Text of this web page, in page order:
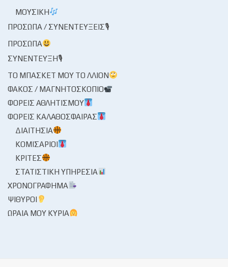
ΜΟΥΣΙΚΉ
ΠΡΌΣΩΠΑ / ΣΥΝΕΝΤΕΎΞΕΙΣ🎙
ΠΡΌΣΩΠΑ
ΣΥΝΈΝΤΕΥΞΗ🎙
ΤΟ ΜΠΆΣΚΕΤ ΜΟΥ ΤΟ ΛΛΊΟΝ
ΦΑΚΌΣ / ΜΑΓΝΗΤΟΣΚΌΠΙΟ
ΦΟΡΕΊΣ ΑΘΛΗΤΙΣΜΟΎ
ΦΟΡΕΊΣ ΚΑΛΑΘΌΣΦΑΙΡΑΣ
ΔΙΑΙΤΗΣΊΑ
ΚΟΜΙΣΆΡΙΟΙ
ΚΡΙΤΈΣ
ΣΤΑΤΙΣΤΙΚΉ ΥΠΗΡΕΣΊΑ
ΧΡΟΝΟΓΡΆΦΗΜΑ
ΨΊΘΥΡΟΙ
ΩΡΑΊΑ ΜΟΥ ΚΥΡΊΑ